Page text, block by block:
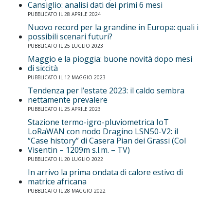
Cansiglio: analisi dati dei primi 6 mesi
PUBBLICATO IL 28 APRILE 2024
Nuovo record per la grandine in Europa: quali i
possibili scenari futuri?
PUBBLICATO IL 25 LUGLIO 2023
Maggio e la pioggia: buone novità dopo mesi
di siccità
PUBBLICATO IL 12 MAGGIO 2023
Tendenza per l’estate 2023: il caldo sembra
nettamente prevalere
PUBBLICATO IL 25 APRILE 2023
Stazione termo-igro-pluviometrica IoT
LoRaWAN con nodo Dragino LSN50-V2: il
“Case history” di Casera Pian dei Grassi (Col
Visentin – 1209m s.l.m. – TV)
PUBBLICATO IL 20 LUGLIO 2022
In arrivo la prima ondata di calore estivo di
matrice africana
PUBBLICATO IL 28 MAGGIO 2022